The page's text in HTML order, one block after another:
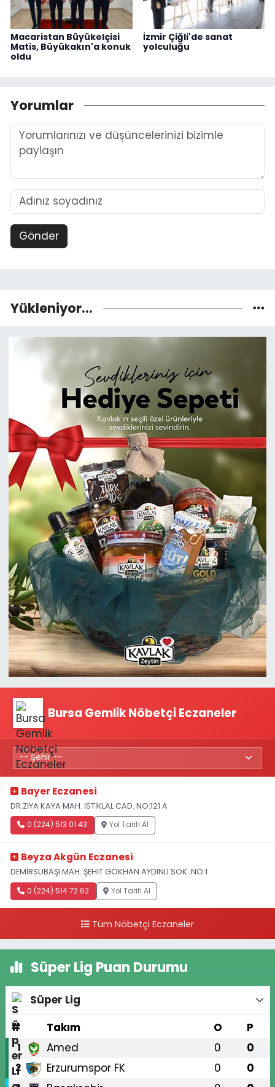
Macaristan Büyükelçisi
Matis, Büyükakın'a konuk
oldu
İzmir Çiğli'de sanat
yolculuğu
Yorumlar
Gönder
Yükleniyor...
Bursa Gemlik Nöbetçi Eczaneler
Bayer Eczanesi
DR.ZİYA KAYA MAH. İSTİKLAL CAD. NO:121 A
0 (224) 513 01 43 Yol Tarifi Al
Beyza Akgün Eczanesi
DEMİRSUBAŞI MAH. ŞEHİT GÖKHAN AYDINLI SOK. NO:1
0 (224) 514 72 62 Yol Tarifi Al
Tüm Nöbetçi Eczaneler
Süper Lig Puan Durumu
Süper Lig
#
Takım O P
1 Amed 0 0
2 Erzurumspor FK 0 0